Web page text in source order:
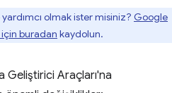
olmak ister misiniz? Google
için buradan kaydolun.
Geliştirici Araçları'na